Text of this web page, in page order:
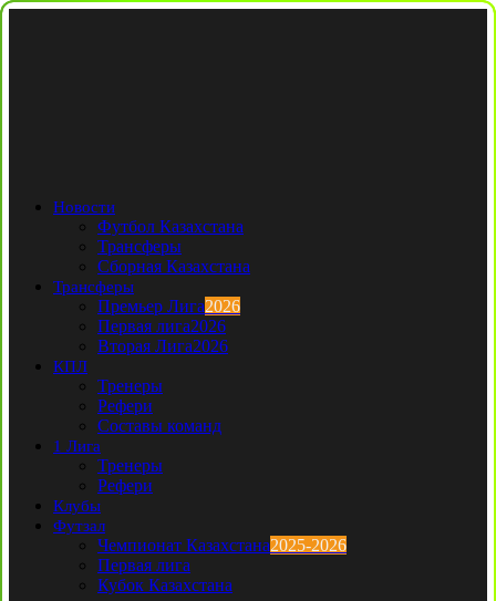
Новости
Футбол Казахстана
Трансферы
Сборная Казахстана
Трансферы
Премьер Лига2026
Первая лига2026
Вторая Лига2026
КПЛ
Тренеры
Рефери
Составы команд
1 Лига
Тренеры
Рефери
Клубы
Футзал
Чемпионат Казахстана2025-2026
Первая лига
Кубок Казахстана